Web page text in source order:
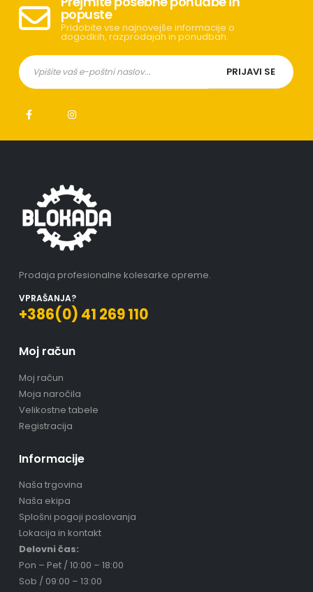
popuste
Pridobite vse najnovejše informacije o
dogodkih, razprodajah in ponudbah.
Prodaja profesionalne kolesarke opreme.
VPRAŠANJA?
+386(0) 41 269 110
Moj račun
Moj račun
Moja naročila
Velikostne tabele
Registracija
Informacije
Naša trgovina
Naša ekipa
Splošni pogoji poslovanja
Lokacija in kontakt
Delovni čas:
Pon – Pet / 10:00 – 18:00
Sob / 09:00 – 13:00